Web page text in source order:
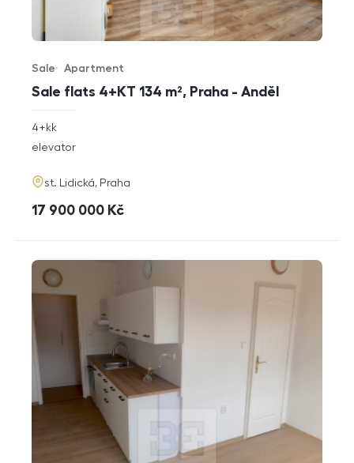
Sale flats 4+KT 134 m², Praha - Anděl
Offer type
Sale
Property type
Apartment
rozměry
disposition
4+kk
funkce
elevator
adresa
st. Lidická, Praha
cena
17 900 000 Kč